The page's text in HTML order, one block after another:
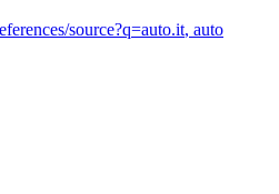
source?q=auto.it, auto